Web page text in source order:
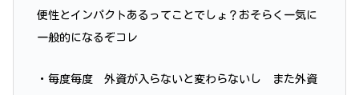
便性とインパクトあるってことでしょ？おそらく一気に
一般的になるぞコレ
・毎度毎度 外資が入らないと変わらないし また外資